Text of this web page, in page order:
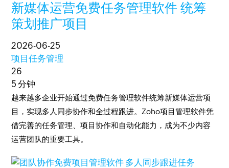
新媒体运营免费任务管理软件 统筹
策划推广项目
2026-06-25
项目任务管理
26
5 分钟
越来越多企业开始通过免费任务管理软件统筹新媒体运营项
目，实现多人同步协作和全过程跟进。Zoho项目管理软件凭
借完善的任务管理、项目协作和自动化能力，成为不少内容
运营团队的重要工具。